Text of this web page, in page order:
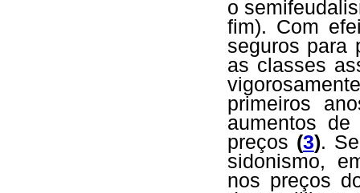
o
fim). Com
seguros para
as classes
primeiros
aumentos
preços (3).
sidonismo,
nos preços